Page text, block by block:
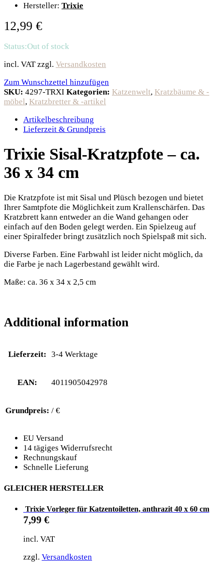
Hersteller: Trixie
12,99 €
Status:Out of stock
incl. VAT zzgl. Versandkosten
Zum Wunschzettel hinzufügen
SKU: 4297-TRXI Kategorien: Katzenwelt, Kratzbäume & -
möbel, Kratzbretter & -artikel
Artikelbeschreibung
Lieferzeit & Grundpreis
Trixie Sisal-Kratzpfote – ca.
36 x 34 cm
Die Kratzpfote ist mit Sisal und Plüsch bezogen und bietet
Ihrer Samtpfote die Möglichkeit zum Krallenschärfen. Das
Kratzbrett kann entweder an die Wand gehangen oder
einfach auf den Boden gelegt werden. Ein Spielzeug auf
einer Spiralfeder bringt zusätzlich noch Spielspaß mit sich.
Diverse Farben. Eine Farbwahl ist leider nicht möglich, da
die Farbe je nach Lagerbestand gewählt wird.
Maße: ca. 36 x 34 x 2,5 cm
Additional information
Lieferzeit: 3-4 Werktage
EAN: 4011905042978
Grundpreis: / €
EU Versand
14 tägiges Widerrufsrecht
Rechnungskauf
Schnelle Lieferung
GLEICHER HERSTELLER
Trixie Vorleger für Katzentoiletten, anthrazit 40 x 60 cm
7,99 €
incl. VAT
zzgl. Versandkosten